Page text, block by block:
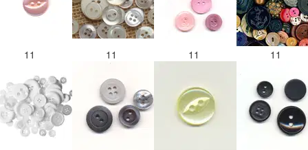
11 11 11 11